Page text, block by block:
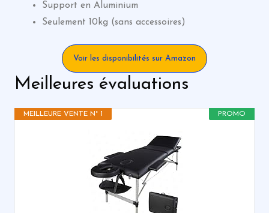
Support en Aluminium
Seulement 10kg (sans accessoires)
Voir les disponibilités sur Amazon
Meilleures évaluations
PROMO
MEILLEURE VENTE N° 1